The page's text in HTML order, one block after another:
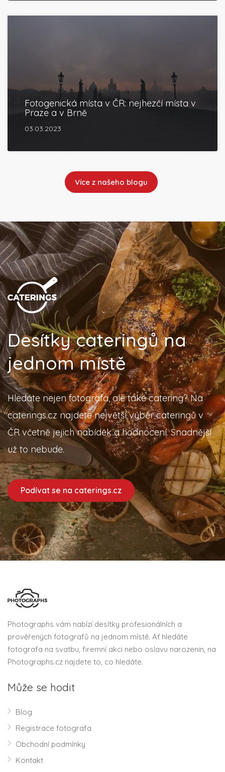
Fotogenická místa v ČR: nejhezčí místa v
Praze a v Brně
03.03.2023
Více z našeho blogu
Desítky cateringů na
jednom místě
Hledáte nejen fotografa, ale také catering? Na
caterings.cz najdete největší výběr cateringů v
ČR včetně jejich nabídek a hodnocení. Snadnější
už to nebude.
Podívat se na caterings.cz
Photographs vám nabízí desítky profesionálních a
prověřených fotografů na jednom místě. Ať hledáte
fotografa na svatbu, firemní akci nebo oslavu narozenin, na
Photographs.cz najdete to, co hledáte.
Může se hodit
Blog
Registrace fotografa
Obchodní podmínky
Kontakt